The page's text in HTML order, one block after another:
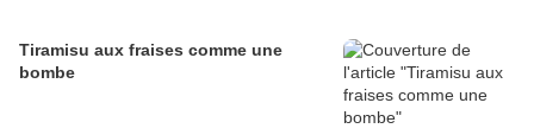
Tiramisu aux fraises comme une
bombe